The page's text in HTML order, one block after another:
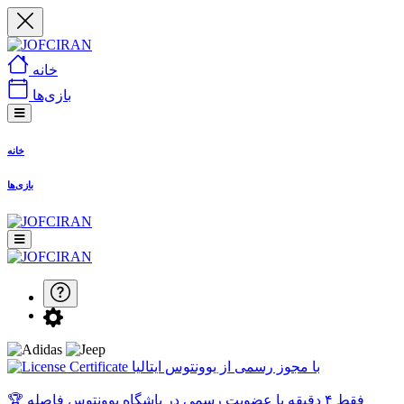
خانه
بازی‌ها
خانه
بازی‌ها
با مجوز رسمی از یوونتوس ایتالیا
🏆 فقط ۴ دقیقه با عضویت رسمی در باشگاه یوونتوس فاصله